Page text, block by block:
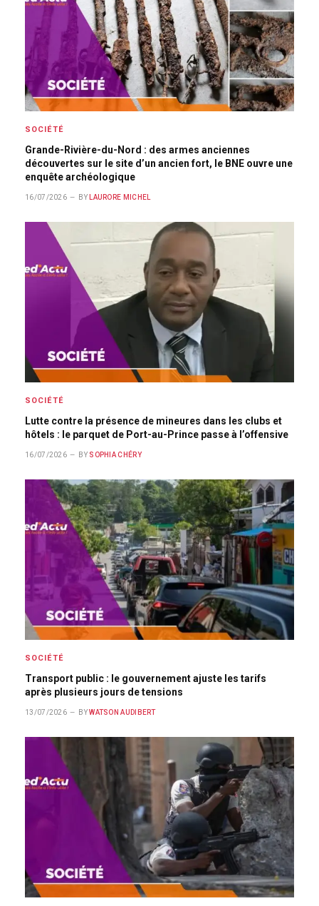
SOCIÉTÉ
Grande-Rivière-du-Nord : des armes anciennes
découvertes sur le site d’un ancien fort, le BNE ouvre une
enquête archéologique
16/07/2026 BY LAURORE MICHEL
SOCIÉTÉ
Lutte contre la présence de mineures dans les clubs et
hôtels : le parquet de Port-au-Prince passe à l’offensive
16/07/2026 BY SOPHIA CHÉRY
SOCIÉTÉ
Transport public : le gouvernement ajuste les tarifs
après plusieurs jours de tensions
13/07/2026 BY WATSON AUDIBERT